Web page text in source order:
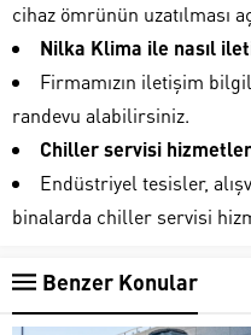
cihaz ömrünün uzatılması
Nilka Klima ile nasıl
Firmamızın iletişim
randevu alabilirsiniz.
Chiller servisi
Endüstriyel tesisler,
binalarda chiller servisi
Benzer Konular